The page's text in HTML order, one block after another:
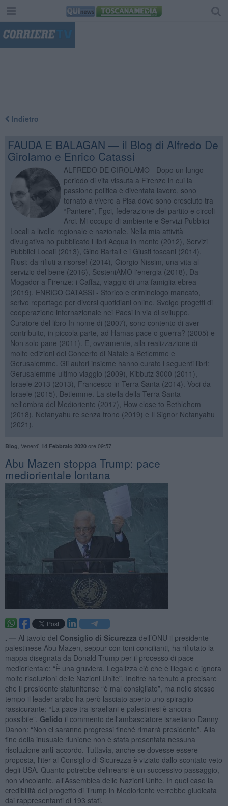
Indietro
FAUDA E BALAGAN — il Blog di Alfredo De
Girolamo e Enrico Catassi
ALFREDO DE GIROLAMO - Dopo un lungo
periodo di vita vissuta a Firenze in cui la
passione politica è diventata lavoro, sono
tornato a vivere a Pisa dove sono cresciuto tra
“Pantere”, Fgci, federazione del partito e circoli
Arci. Mi occupo di ambiente e Servizi Pubblici
Locali a livello regionale e nazionale. Nella mia attività
divulgativa ho pubblicato i libri Acqua in mente (2012), Servizi
Pubblici Locali (2013), Gino Bartali e i Giusti toscani (2014),
Riusi: da rifiuti a risorse! (2014), Giorgio Nissim, una vita al
servizio del bene (2016), SosteniAMO l'energia (2018), Da
Mogador a Firenze: i Caffaz, viaggio di una famiglia ebrea
(2019). ENRICO CATASSI - Storico e criminologo mancato,
scrivo reportage per diversi quotidiani online. Svolgo progetti di
cooperazione internazionale nei Paesi in via di sviluppo.
Curatore del libro In nome di (2007), sono contento di aver
contribuito, in piccola parte, ad Hamas pace o guerra? (2005) e
Non solo pane (2011). E, ovviamente, alla realizzazione di
molte edizioni del Concerto di Natale a Betlemme e
Gerusalemme. Gli autori insieme hanno curato i seguenti libri:
Gerusalemme ultimo viaggio (2009), Kibbutz 3000 (2011),
Israele 2013 (2013), Francesco in Terra Santa (2014). Voci da
Israele (2015), Betlemme. La stella della Terra Santa
nell'ombra del Medioriente (2017), How close to Bethlehem
(2018), Netanyahu re senza trono (2019) e Il Signor Netanyahu
(2021).
Blog Venerdì 14 Febbraio 2020ore 09:57
Abu Mazen stoppa Trump: pace
mediorientale lontana
. — Al tavolo del Consiglio di Sicurezza dell’ONU il presidente
palestinese Abu Mazen, seppur con toni concilianti, ha rifiutato la
mappa disegnata da Donald Trump per il processo di pace
mediorientale: “È una gruviera. Legalizza ciò che è illegale e ignora
molte risoluzioni delle Nazioni Unite”. Inoltre ha tenuto a precisare
che il presidente statunitense “è mal consigliato”, ma nello stesso
tempo il leader arabo ha però lasciato aperto uno spiraglio
rassicurante: “La pace tra israeliani e palestinesi è ancora
possibile”. Gelido il commento dell'ambasciatore israeliano Danny
Danon: “Non ci saranno progressi finché rimarrà presidente”. Alla
fine della inusuale riunione non è stata presentata nessuna
risoluzione anti-accordo. Tuttavia, anche se dovesse essere
proposta, l'iter al Consiglio di Sicurezza è viziato dallo scontato veto
degli USA. Quanto potrebbe delinearsi è un successivo passaggio,
non vincolante, all'Assemblea delle Nazioni Unite. In quel caso la
credibilità del progetto di Trump in Medioriente verrebbe giudicata
dai rappresentanti di 193 stati.